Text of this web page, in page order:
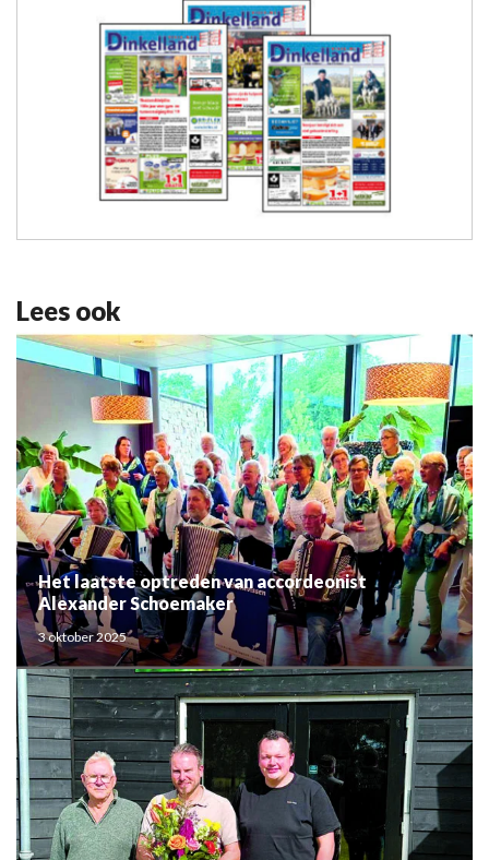
Lees ook
Het laatste optreden van accordeonist
Alexander Schoemaker
3 oktober 2025